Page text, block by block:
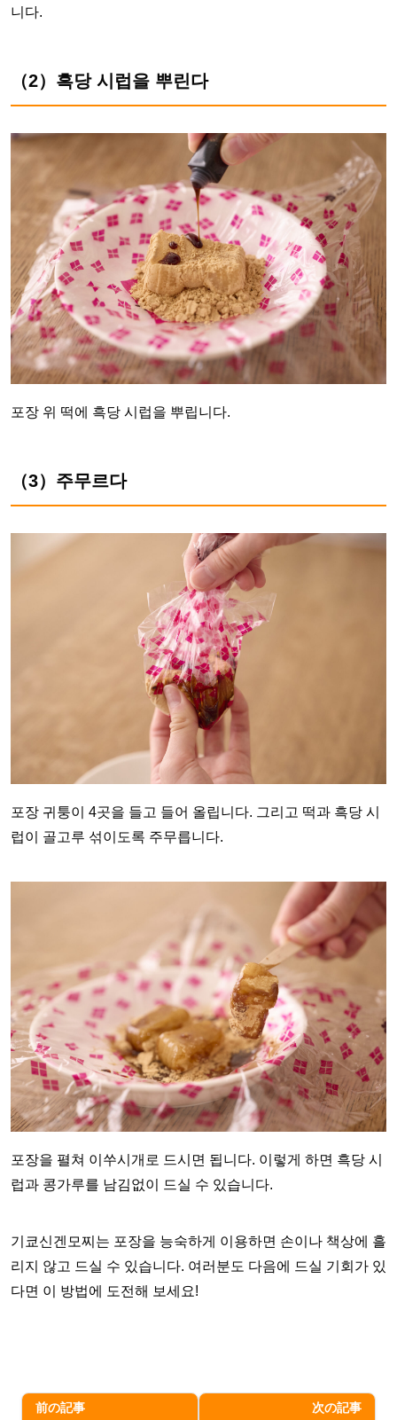
니다.
（2）흑당 시럽을 뿌린다
포장 위 떡에 흑당 시럽을 뿌립니다.
（3）주무르다
포장 귀퉁이 4곳을 들고 들어 올립니다. 그리고 떡과 흑당 시
럽이 골고루 섞이도록 주무릅니다.
포장을 펼쳐 이쑤시개로 드시면 됩니다. 이렇게 하면 흑당 시
럽과 콩가루를 남김없이 드실 수 있습니다.
기쿄신겐모찌는 포장을 능숙하게 이용하면 손이나 책상에 흘
리지 않고 드실 수 있습니다. 여러분도 다음에 드실 기회가 있
다면 이 방법에 도전해 보세요!
前の記事 次の記事